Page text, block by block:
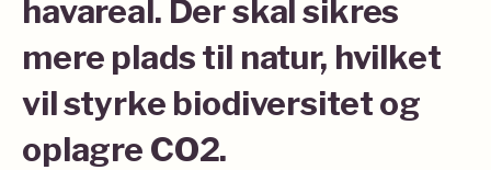
havareal. Der skal sikres
mere plads til natur, hvilket
vil styrke biodiversitet og
oplagre CO2.